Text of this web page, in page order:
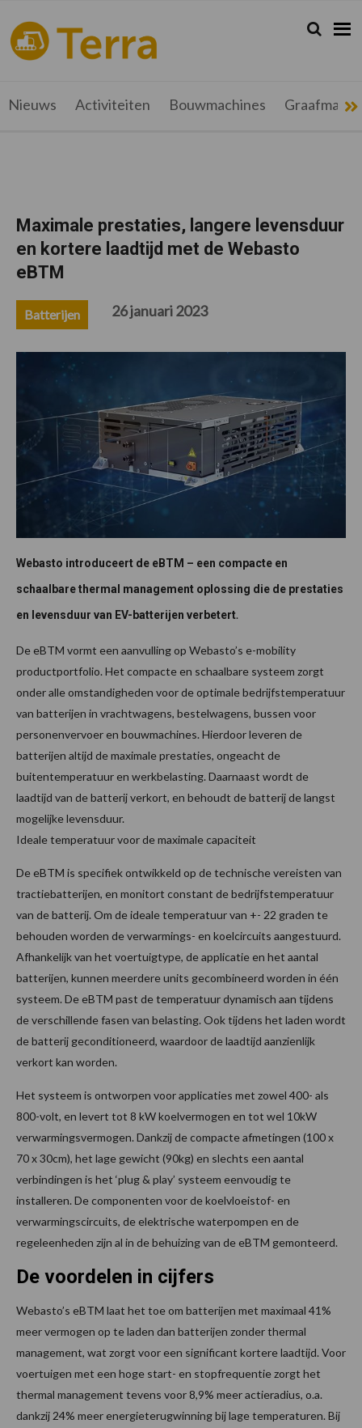
de
hoofdnavigatie
de
hoofd
inhoud
de
eerste
sidebar
de
voettekst
terramag.be
Alles
over
en
Zoeken...
Zoek
Nieuws Activiteiten Bouwmachines
Maximale prestaties, langere levensduur
en kortere laadtijd met de Webasto
eBTM
Batterijen 26 januari 2023
Webasto introduceert de eBTM – een compacte en
schaalbare thermal management oplossing die de prestaties
en levensduur van EV-batterijen verbetert.
De eBTM vormt een aanvulling op Webasto’s e-mobility
productportfolio. Het compacte en schaalbare systeem zorgt
onder alle omstandigheden voor de optimale bedrijfstemperatuur
van batterijen in vrachtwagens, bestelwagens, bussen voor
personenvervoer en bouwmachines. Hierdoor leveren de
batterijen altijd de maximale prestaties, ongeacht de
buitentemperatuur en werkbelasting. Daarnaast wordt de
laadtijd van de batterij verkort, en behoudt de batterij de langst
mogelijke levensduur.
Ideale temperatuur voor de maximale capaciteit
De eBTM is specifiek ontwikkeld op de technische vereisten van
tractiebatterijen, en monitort constant de bedrijfstemperatuur
van de batterij. Om de ideale temperatuur van +- 22 graden te
behouden worden de verwarmings- en koelcircuits aangestuurd.
Afhankelijk van het voertuigtype, de applicatie en het aantal
batterijen, kunnen meerdere units gecombineerd worden in één
systeem. De eBTM past de temperatuur dynamisch aan tijdens
de verschillende fasen van belasting. Ook tijdens het laden wordt
de batterij geconditioneerd, waardoor de laadtijd aanzienlijk
verkort kan worden.
Het systeem is ontworpen voor applicaties met zowel 400- als
800-volt, en levert tot 8 kW koelvermogen en tot wel 10kW
verwarmingsvermogen. Dankzij de compacte afmetingen (100 x
70 x 30cm), het lage gewicht (90kg) en slechts een aantal
verbindingen is het ‘plug & play’ systeem eenvoudig te
installeren. De componenten voor de koelvloeistof- en
verwarmingscircuits, de elektrische waterpompen en de
regeleenheden zijn al in de behuizing van de eBTM gemonteerd.
De voordelen in cijfers
Webasto’s eBTM laat het toe om batterijen met maximaal 41%
meer vermogen op te laden dan batterijen zonder thermal
management, wat zorgt voor een significant kortere laadtijd. Voor
voertuigen met een hoge start- en stopfrequentie zorgt het
thermal management tevens voor 8,9% meer actieradius, o.a.
dankzij 24% meer energieterugwinning bij lage temperaturen. Bij